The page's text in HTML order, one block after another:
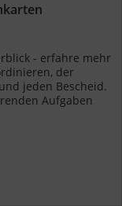
- erfahre mehr
der
jeden Bescheid.
Aufgaben